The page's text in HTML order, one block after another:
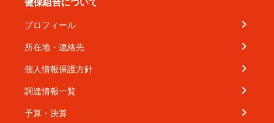
プロフィール
所在地・連絡先
個人情報保護方針
調達情報一覧
予算・決算